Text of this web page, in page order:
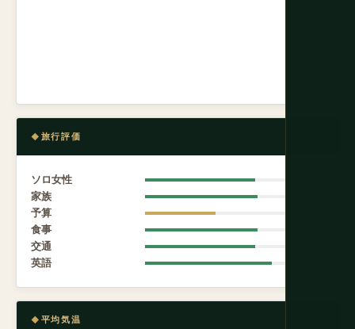
旅行評価
ソロ女性
家族
予算
食事
交通
英語
平均気温